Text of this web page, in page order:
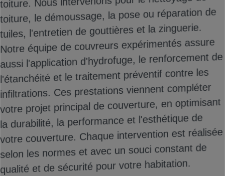
toiture, le démoussage, la pose ou réparation de
tuiles, l'entretien de gouttières et la zinguerie.
Notre équipe de couvreurs expérimentés assure
aussi l'application d'hydrofuge, le renforcement de
l'étanchéité et le traitement préventif contre les
infiltrations. Ces prestations viennent compléter
votre projet principal decouverture, en optimisant
la durabilité, la performance et l'esthétique de
votre couverture. Chaque intervention est réalisée
selon les normes et avec un souci constant de
qualité et de sécurité pour votre habitation.